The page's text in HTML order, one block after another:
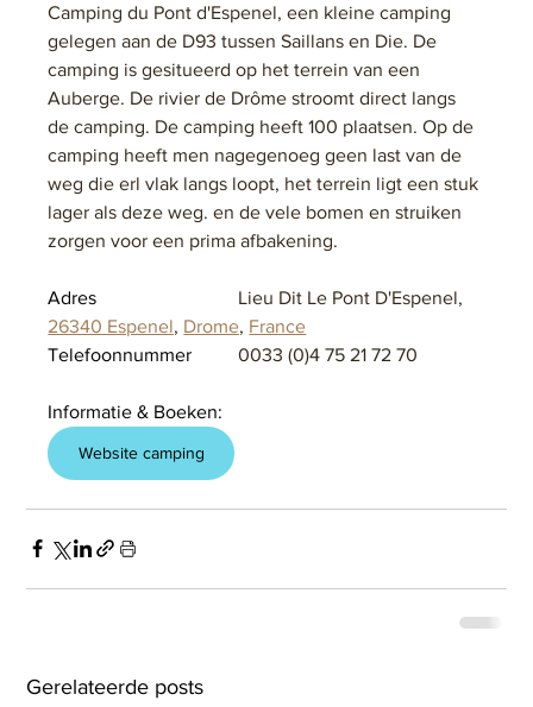
Camping du Pont d'Espenel, een kleine camping
gelegen aan de D93 tussen Saillans en Die. De
camping is gesitueerd op het terrein van een
Auberge. De rivier de Drôme stroomt direct langs
de camping. De camping heeft 100 plaatsen. Op de
camping heeft men nagegenoeg geen last van de
weg die erl vlak langs loopt, het terrein ligt een stuk
lager als deze weg. en de vele bomen en struiken
zorgen voor een prima afbakening.
Lieu Dit Le Pont D'Espenel,
26340 Espenel, Drome, France
Telefoonnummer 0033 (0)4 75 21 72 70
Informatie & Boeken:
Website camping
Gerelateerde posts